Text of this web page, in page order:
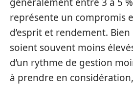
représente un compromis
d’esprit et rendement.
soient souvent moins
d’un rythme de gestion
à prendre en